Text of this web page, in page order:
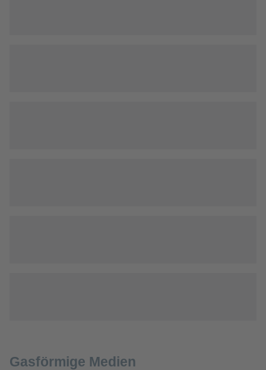
Gasförmige Medien